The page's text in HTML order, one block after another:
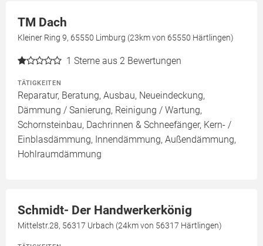
TM Dach
Kleiner Ring 9, 65550 Limburg (23km von 65550 Härtlingen)
1 Sterne aus 2 Bewertungen
TÄTIGKEITEN
Reparatur, Beratung, Ausbau, Neueindeckung,
Dämmung / Sanierung, Reinigung / Wartung,
Schornsteinbau, Dachrinnen & Schneefänger, Kern- /
Einblasdämmung, Innendämmung, Außendämmung,
Hohlraumdämmung
Schmidt- Der Handwerkerkönig
Mittelstr.28, 56317 Urbach (24km von 56317 Härtlingen)